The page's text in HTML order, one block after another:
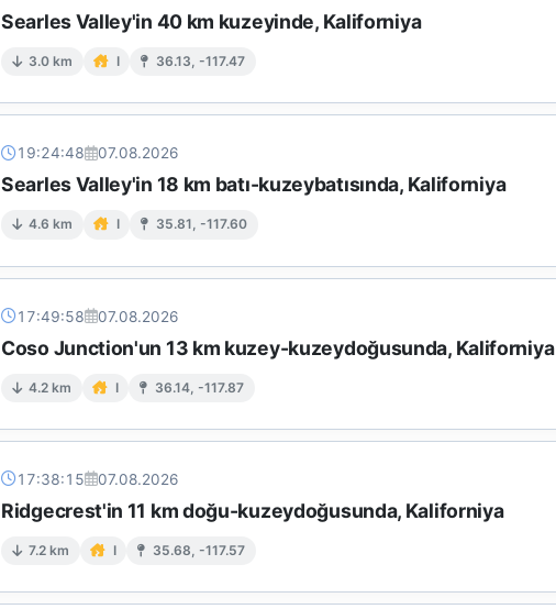
Searles Valley'in 40 km kuzeyinde, Kaliforniya
3.0 km I 36.13, -117.47
19:24:48 07.08.2026
Searles Valley'in 18 km batı-kuzeybatısında, Kaliforniya
4.6 km I 35.81, -117.60
17:49:58 07.08.2026
Coso Junction'un 13 km kuzey-kuzeydoğusunda, Kaliforniya
4.2 km I 36.14, -117.87
17:38:15 07.08.2026
Ridgecrest'in 11 km doğu-kuzeydoğusunda, Kaliforniya
7.2 km I 35.68, -117.57